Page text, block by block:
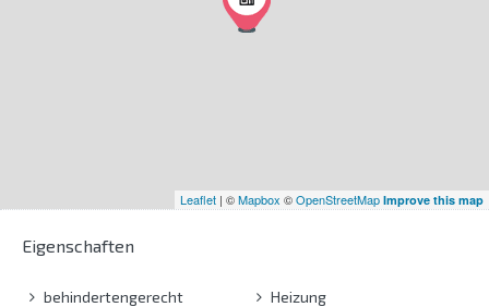
Leaflet | ©Mapbox ©OpenStreetMap Improve this map
Eigenschaften
behindertengerecht
Heizung